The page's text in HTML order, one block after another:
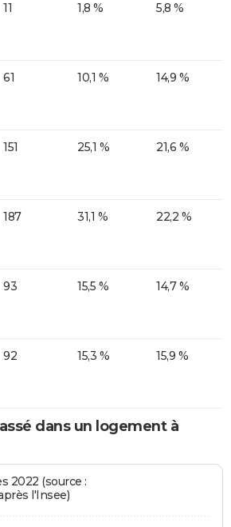
11 1,8 % 5,8 %
61 10,1 % 14,9 %
151 25,1 % 21,6 %
187 31,1 % 22,2 %
93 15,5 % 14,7 %
92 15,3 % 15,9 %
dans un logement à
2022 (source :
l'Insee)